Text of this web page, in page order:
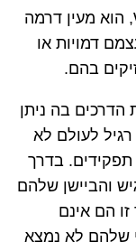
, הוא מעין דרמה
דמויות או
בהם.
בה ניתן
רגיל לעולם לא
תפקידים. בדרך
והביישן שלהם
הם אינם
שלהם לא נמצא